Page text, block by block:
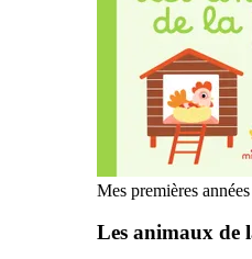
Mes premières
Les animaux de